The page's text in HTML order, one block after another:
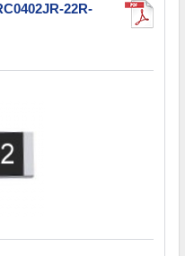
22R-